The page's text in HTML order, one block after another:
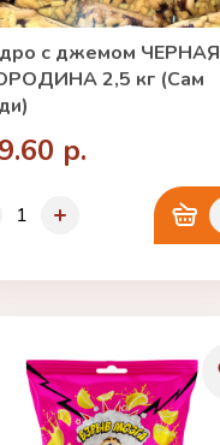
с джемом ЧЕРНАЯ
2,5 кг (Сам
р.